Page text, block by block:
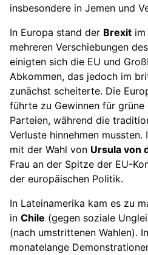
insbesondere in Jemen und
In Europa stand der Brexit
mehreren Verschiebungen
einigten sich die EU und
Abkommen, das jedoch im
zunächst scheiterte. Die
führte zu Gewinnen für
Parteien, während die
Verluste hinnehmen
mit der Wahl von Ursula von
Frau an der Spitze der EU-
der europäischen Politik.
In Lateinamerika kam es zu
in Chile (gegen soziale
(nach umstrittenen Wahlen).
monatelange